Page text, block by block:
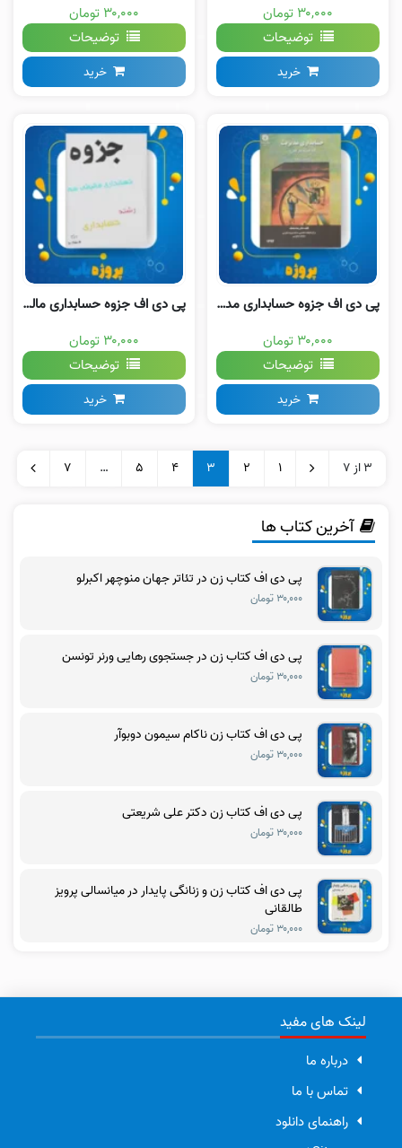
۳۰,۰۰۰ تومان
توضیحات
خرید
۳۰,۰۰۰ تومان
توضیحات
خرید
پی دی اف جزوه حسابداری مدیریت رضا شباهنگ
۳۰,۰۰۰ تومان
توضیحات
خرید
پی دی اف جزوه حسابداری مالیاتی سه
۳۰,۰۰۰ تومان
توضیحات
خرید
3 از 7 1
2
3
4
5
…
7
آخرین کتاب ها
پی دی اف کتاب زن در تئاتر جهان منوچهر اکبرلو
۳۰,۰۰۰ تومان
پی دی اف کتاب زن در جستجوی رهایی ورنر تونسن
۳۰,۰۰۰ تومان
پی دی اف کتاب زن ناکام سیمون دوبوآر
۳۰,۰۰۰ تومان
پی دی اف کتاب زن دکتر علی شریعتی
۳۰,۰۰۰ تومان
پی دی اف کتاب زن و زنانگی پایدار در میانسالی پرویز
طالقانی
۳۰,۰۰۰ تومان
لینک های مفید
درباره ما
تماس با ما
راهنمای دانلود